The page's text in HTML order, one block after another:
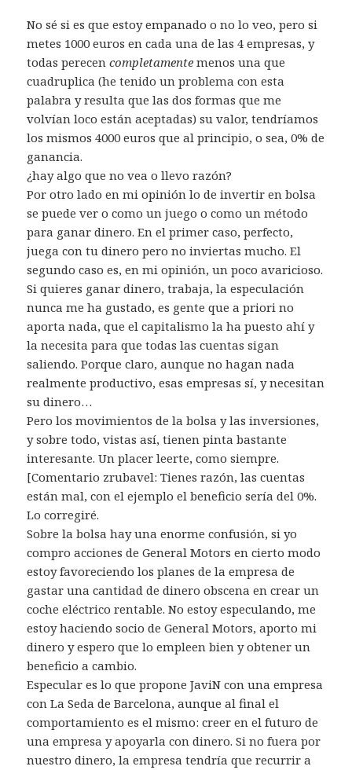
No sé si es que estoy empanado o no lo veo, pero si
metes 1000 euros en cada una de las 4 empresas, y
todas perecencompletamente menos una que
cuadruplica (he tenido un problema con esta
palabra y resulta que las dos formas que me
volvían loco están aceptadas) su valor, tendríamos
los mismos 4000 euros que al principio, o sea, 0% de
ganancia.
¿hay algo que no vea o llevo razón?
Por otro lado en mi opinión lo de invertir en bolsa
se puede ver o como un juego o como un método
para ganar dinero. En el primer caso, perfecto,
juega con tu dinero pero no inviertas mucho. El
segundo caso es, en mi opinión, un poco avaricioso.
Si quieres ganar dinero, trabaja, la especulación
nunca me ha gustado, es gente que a priori no
aporta nada, que el capitalismo la ha puesto ahí y
la necesita para que todas las cuentas sigan
saliendo. Porque claro, aunque no hagan nada
realmente productivo, esas empresas sí, y necesitan
su dinero…
Pero los movimientos de la bolsa y las inversiones,
y sobre todo, vistas así, tienen pinta bastante
interesante. Un placer leerte, como siempre.
[Comentario zrubavel: Tienes razón, las cuentas
están mal, con el ejemplo el beneficio sería del 0%.
Lo corregiré.
Sobre la bolsa hay una enorme confusión, si yo
compro acciones de General Motors en cierto modo
estoy favoreciendo los planes de la empresa de
gastar una cantidad de dinero obscena en crear un
coche eléctrico rentable. No estoy especulando, me
estoy haciendo socio de General Motors, aporto mi
dinero y espero que lo empleen bien y obtener un
beneficio a cambio.
Especular es lo que propone JaviN con una empresa
con La Seda de Barcelona, aunque al final el
comportamiento es el mismo: creer en el futuro de
una empresa y apoyarla con dinero. Si no fuera por
nuestro dinero, la empresa tendría que recurrir a